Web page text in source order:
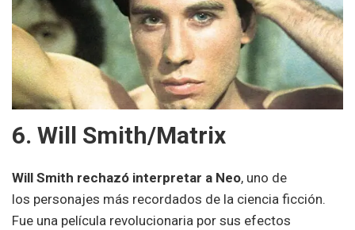
6. Will Smith/Matrix
Will Smith rechazó interpretar a Neo, uno de
los personajes más recordados de la ciencia ficción.
Fue una película revolucionaria por sus efectos